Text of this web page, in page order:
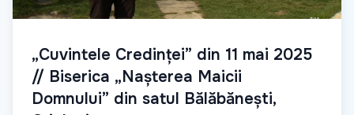
„Cuvintele Credinței” din 11 mai 2025
// Biserica „Nașterea Maicii
Domnului” din satul Bălăbănești,